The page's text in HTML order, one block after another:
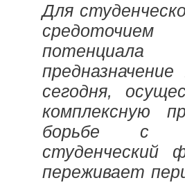
Для
сегодня,
комплексную
борьбе с
студенческий
переживает